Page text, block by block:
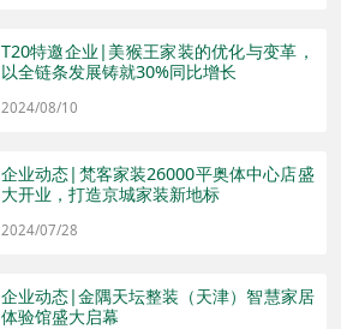
T20特邀企业|美猴王家装的优化与变革，
以全链条发展铸就30%同比增长
2024/08/10
企业动态|梵客家装26000平奥体中心店盛
大开业，打造京城家装新地标
2024/07/28
企业动态|金隅天坛整装（天津）智慧家居
体验馆盛大启幕